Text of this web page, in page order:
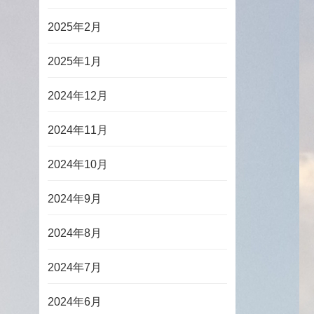
2025年2月
2025年1月
2024年12月
2024年11月
2024年10月
2024年9月
2024年8月
2024年7月
2024年6月